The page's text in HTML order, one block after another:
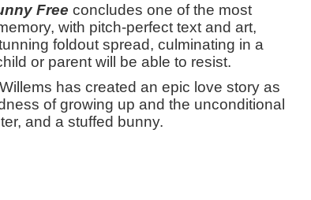
Free concludes one of the most
with pitch-perfect text and art,
foldout spread, culminating in a
or parent will be able to resist.
has created an epic love story as
of growing up and the unconditional
and a stuffed bunny.